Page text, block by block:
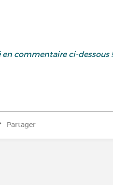
commentaire ci-dessous !
Partager